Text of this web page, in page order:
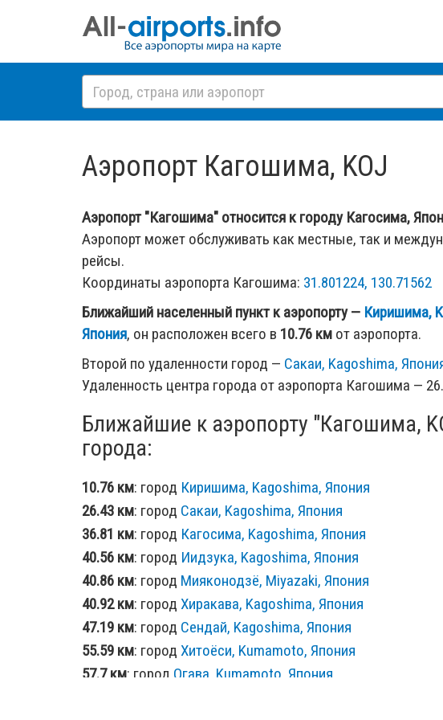
Аэропорт Кагошима, KOJ
Аэропорт "Кагошима" относится к городу Кагосима,
Аэропорт может обслуживать как местные, так и
рейсы.
Координаты аэропорта Кагошима: 31.801224, 130.71562
Ближайший населенный пункт к аэропорту — Киришима,
Япония, он расположен всего в 10.76 км от аэропорта.
Второй по удаленности город — Сакаи, Kagoshima,
Удаленность центра города от аэропорта Кагошима —
Ближайшие к аэропорту "Кагошима,
города:
10.76 км: город Киришима, Kagoshima, Япония
26.43 км: город Сакаи, Kagoshima, Япония
36.81 км: город Кагосима, Kagoshima, Япония
40.56 км: город Иидзука, Kagoshima, Япония
40.86 км: город Мияконодзё, Miyazaki, Япония
40.92 км: город Хиракава, Kagoshima, Япония
47.19 км: город Сендай, Kagoshima, Япония
55.59 км: город Хитоёси, Kumamoto, Япония
57.7 км: город Огава, Kumamoto, Япония